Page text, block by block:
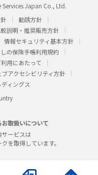
Japan Co., Ltd.
勧誘方針
較説明・推奨販売方針
情報セキュリティ基本方針
の保険手帳利用規約
用にあたって
ブアクセシビリティ方針
ィングス
取扱いについて
ービスは
を取得しています。